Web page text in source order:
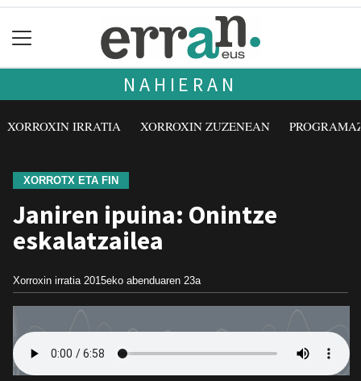
NAHIERAN
XORROXIN IRRATIA XORROXIN ZUZENEAN
XORROTX ETA FIN
Janiren ipuina: Onintze
eskalatzailea
Xorroxin irratia 2015eko abenduaren 23a